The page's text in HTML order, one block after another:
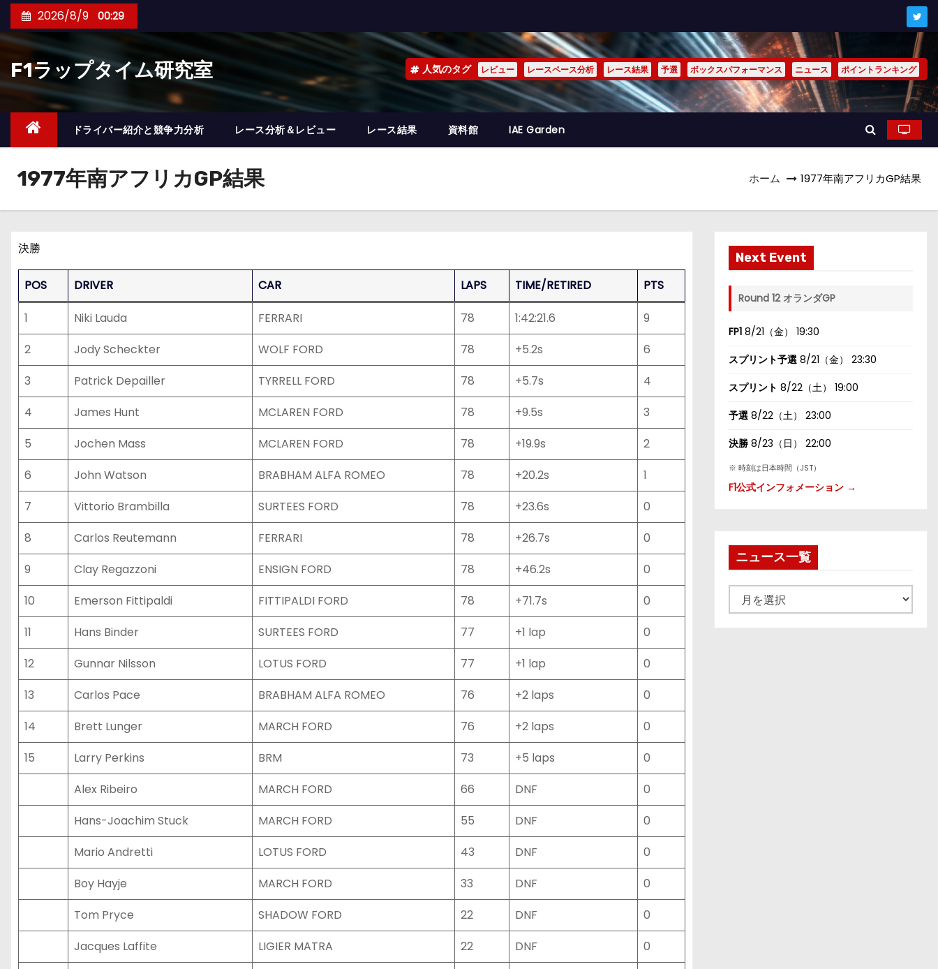
ン
ツ
キ
2026/8/9 00:29
F1ラップタイム研究室 人気のタグ レビュー レースペース分析 レース結果 予選 ボックスパフォーマンス ニュース ポイントランキング
ドライバー紹介と競争力分析 レース分析＆レビュー レース結果 資料館 IAE Garden
1977年南アフリカGP結果 ホーム 1977年南アフリカGP結果
決勝
POS DRIVER CAR LAPS TIME/RETIRED PTS
1 Niki Lauda FERRARI 78 1:42:21.6
9
2
Jody Scheckter WOLF FORD 78 +5.2s
6
3
Patrick Depailler TYRRELL FORD 78 +5.7s
4
4
James Hunt MCLAREN FORD 78 +9.5s
3
5
Jochen Mass MCLAREN FORD 78 +19.9s
2
6
John Watson BRABHAM ALFA ROMEO 78 +20.2s
1
7
Vittorio Brambilla SURTEES FORD 78 +23.6s
0
8
Carlos Reutemann FERRARI 78 +26.7s
0
9
Clay Regazzoni ENSIGN FORD 78 +46.2s
0
10
Emerson Fittipaldi FITTIPALDI FORD 78 +71.7s
0
11
Hans Binder SURTEES FORD 77 +1 lap
0
12
Gunnar Nilsson LOTUS FORD 77 +1 lap
0
13
Carlos Pace BRABHAM ALFA ROMEO 76 +2 laps
0
14
Brett Lunger MARCH FORD 76 +2 laps
0
15
Larry Perkins BRM 73 +5 laps
0
Alex Ribeiro
MARCH FORD 66 DNF
0
Hans-Joachim Stuck
MARCH FORD 55 DNF
0
Mario Andretti
LOTUS FORD 43 DNF
0
Boy Hayje
MARCH FORD 33 DNF
0
Tom Pryce
SHADOW FORD 22 DNF
0
Jacques Laffite
LIGIER MATRA 22 DNF
0
Next Event
Round 12 オランダGP
FP1 8/21（金） 19:30
スプリント予選 8/21（金） 23:30
スプリント 8/22（土） 19:00
予選 8/22（土） 23:00
決勝 8/23（日） 22:00
※ 時刻は日本時間（JST）
F1公式インフォメーション →
ニュース一覧
ュ